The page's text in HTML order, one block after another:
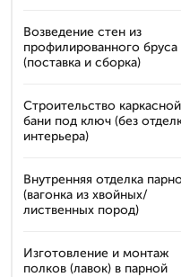
Возведение стен из
профилированного бруса
(поставка и сборка)
Строительство каркасной
бани под ключ (без
интерьера)
Внутренняя отделка
(вагонка из хвойных/
лиственных пород)
Изготовление и монтаж
полков (лавок) в парной